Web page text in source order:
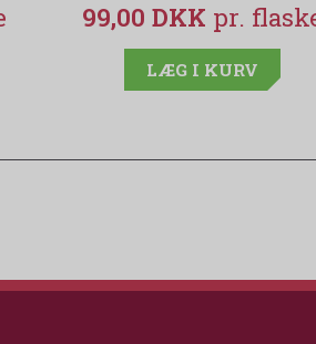
99,00 DKK
LÆG I KURV